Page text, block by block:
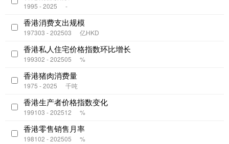
1995 - 2025 -
香港消费支出规模
197303 - 202503 亿HKD
香港私人住宅价格指数环比增长
199302 - 202505 %
香港猪肉消费量
1975 - 2025 千吨
香港生产者价格指数变化
199103 - 202512 %
香港零售销售月率
198102 - 202505 %